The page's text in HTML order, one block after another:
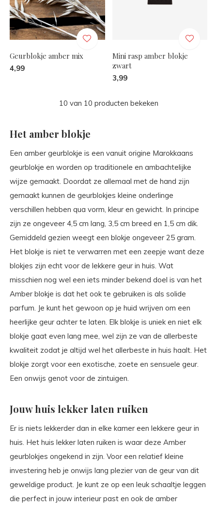
Geurblokje amber mix
4,99
Mini rasp amber blokje
zwart
3,99
10 van 10 producten bekeken
Het amber blokje
Een amber geurblokje is een vanuit origine Marokkaans
geurblokje en worden op traditionele en ambachtelijke
wijze gemaakt. Doordat ze allemaal met de hand zijn
gemaakt kunnen de geurblokjes kleine onderlinge
verschillen hebben qua vorm, kleur en gewicht. In principe
zijn ze ongeveer 4,5 cm lang, 3,5 cm breed en 1,5 cm dik.
Gemiddeld gezien weegt een blokje ongeveer 25 gram.
Het blokje is niet te verwarren met een zeepje want deze
blokjes zijn echt voor de lekkere geur in huis. Wat
misschien nog wel een iets minder bekend doel is van het
Amber blokje is dat het ook te gebruiken is als solide
parfum. Je kunt het gewoon op je huid wrijven om een
heerlijke geur achter te laten. Elk blokje is uniek en niet elk
blokje gaat even lang mee, wel zijn ze van de allerbeste
kwaliteit zodat je altijd wel het allerbeste in huis haalt. Het
blokje zorgt voor een exotische, zoete en sensuele geur.
Een onwijs genot voor de zintuigen.
Jouw huis lekker laten ruiken
Er is niets lekkerder dan in elke kamer een lekkere geur in
huis. Het huis lekker laten ruiken is waar deze Amber
geurblokjes ongekend in zijn. Voor een relatief kleine
investering heb je onwijs lang plezier van de geur van dit
geweldige product. Je kunt ze op een leuk schaaltje leggen
die perfect in jouw interieur past en ook de amber